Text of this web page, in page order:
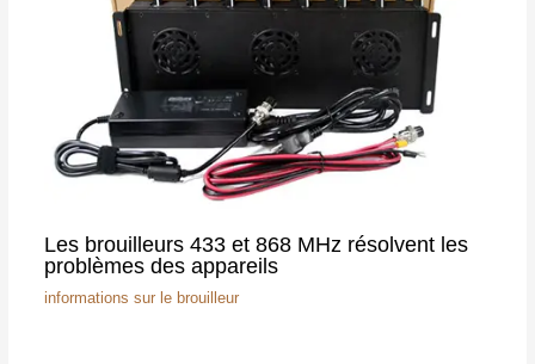
Les brouilleurs 433 et 868 MHz résolvent les
problèmes des appareils
informations sur le brouilleur